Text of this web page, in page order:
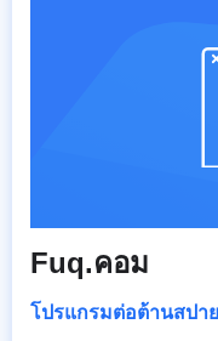
Fuq.คอม
โปรแกรมต่อต้านสปา